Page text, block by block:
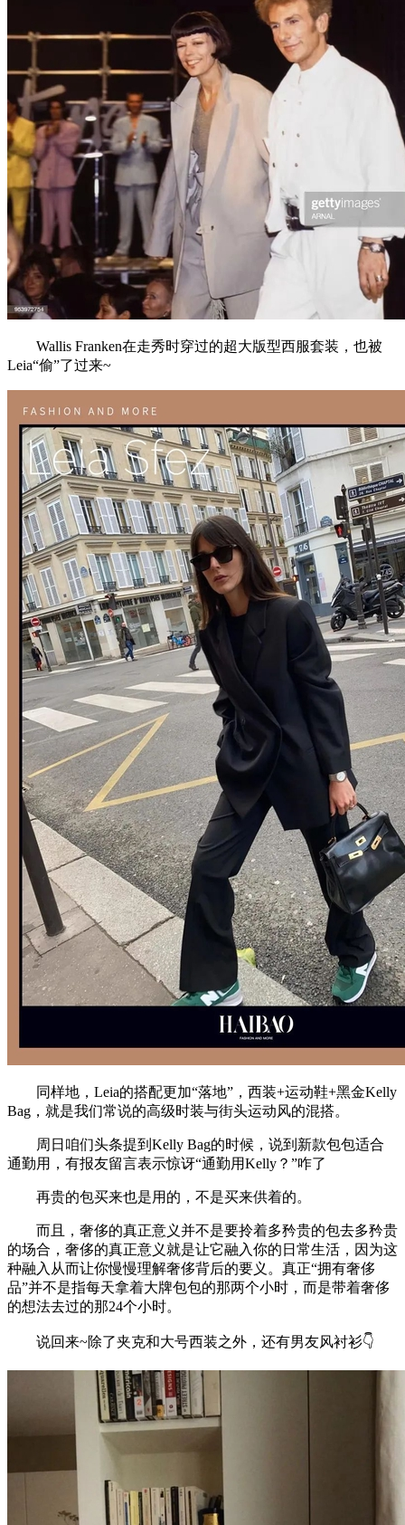
Wallis Franken在走秀时穿过的超大版型西服套装，也被
Leia“偷”了过来~
同样地，Leia的搭配更加“落地”，西装+运动鞋+黑金Kelly
Bag，就是我们常说的高级时装与街头运动风的混搭。
周日咱们头条提到Kelly Bag的时候，说到新款包包适合
通勤用，有报友留言表示惊讶“通勤用Kelly？”咋了
再贵的包买来也是用的，不是买来供着的。
而且，奢侈的真正意义并不是要拎着多矜贵的包去多矜贵
的场合，奢侈的真正意义就是让它融入你的日常生活，因为这
种融入从而让你慢慢理解奢侈背后的要义。真正“拥有奢侈
品”并不是指每天拿着大牌包包的那两个小时，而是带着奢侈
的想法去过的那24个小时。
说回来~除了夹克和大号西装之外，还有男友风衬衫👇